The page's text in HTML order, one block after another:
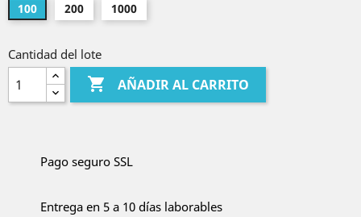
100 200 1000
Cantidad del lote
 AÑADIR AL CARRITO
Pago seguro SSL
Entrega en 5 a 10 días laborables